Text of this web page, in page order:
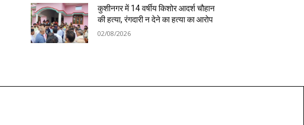
कुशीनगर में 14 वर्षीय किशोर आदर्श चौहान
की हत्या, रंगदारी न देने का हत्या का आरोप
02/08/2026